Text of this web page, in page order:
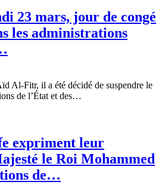
23 mars, jour de congé
les administrations
Al-Fitr, il a été décidé de suspendre le
de l’État et des…
expriment leur
le Roi Mohammed
de…